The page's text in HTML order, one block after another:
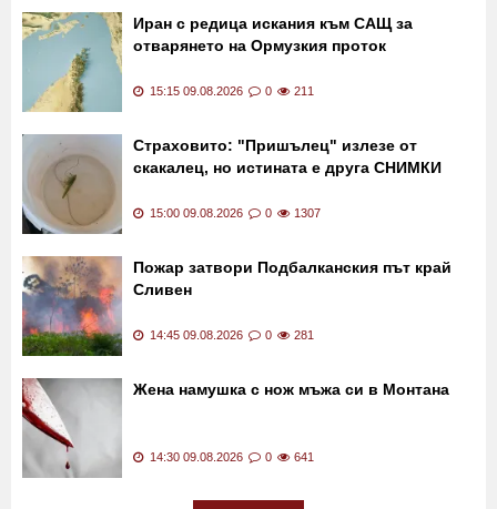
Иран с редица искания към САЩ за
отварянето на Ормузкия проток
15:15 09.08.2026 0 211
Страховито: "Пришълец" излезе от
скакалец, но истината е друга СНИМКИ
15:00 09.08.2026 0 1307
Пожар затвори Подбалканския път край
Сливен
14:45 09.08.2026 0 281
Жена намушка с нож мъжа си в Монтана
14:30 09.08.2026 0 641